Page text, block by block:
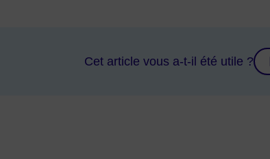
Cet article vous a-t-il été utile ?